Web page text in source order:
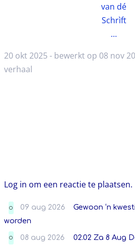
van dé
Schrìft
…
20 okt 2025 - bewerkt op 08 nov
verhaal
Log in om een reactie te plaatsen.
O 09 aug 2026
Gewoon ‘n
worden
O 08 aug 2026
02.02 Za 8 Aug